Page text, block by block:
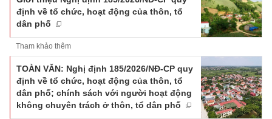
định về tổ chức, hoạt động của thôn, tổ
dân phố
Tham khảo thêm
TOÀN VĂN: Nghị định 185/2026/NĐ-CP quy
định về tổ chức, hoạt động của thôn, tổ
dân phố; chính sách với người hoạt động
không chuyên trách ở thôn, tổ dân phố